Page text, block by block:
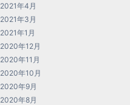
2021年4月
2021年3月
2021年1月
2020年12月
2020年11月
2020年10月
2020年9月
2020年8月